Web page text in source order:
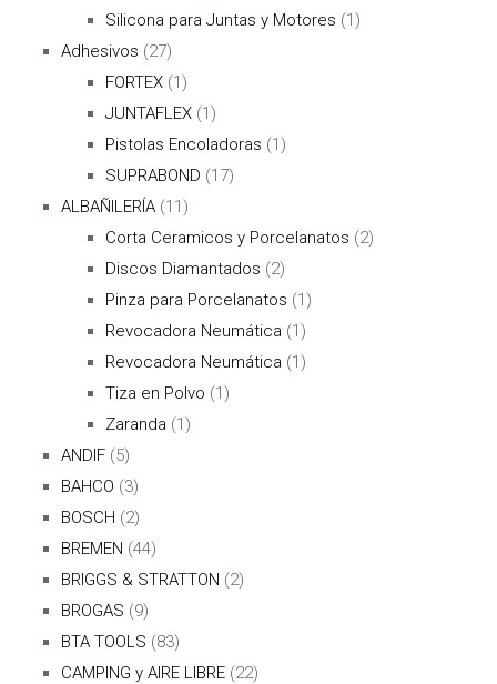
Silicona para Juntas y Motores (1)
Adhesivos (27)
FORTEX (1)
JUNTAFLEX (1)
Pistolas Encoladoras (1)
SUPRABOND (17)
ALBAÑILERÍA (11)
Corta Ceramicos y Porcelanatos (2)
Discos Diamantados (2)
Pinza para Porcelanatos (1)
Revocadora Neumática (1)
Revocadora Neumática (1)
Tiza en Polvo (1)
Zaranda (1)
ANDIF (5)
BAHCO (3)
BOSCH (2)
BREMEN (44)
BRIGGS & STRATTON (2)
BROGAS (9)
BTA TOOLS (83)
CAMPING y AIRE LIBRE (22)